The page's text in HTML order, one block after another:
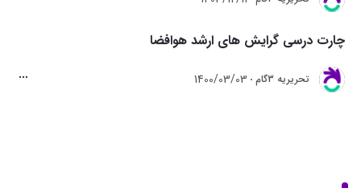
چارت درسی گرایش های ارشد هوافضا
تحريريه 3گام 1400/03/03